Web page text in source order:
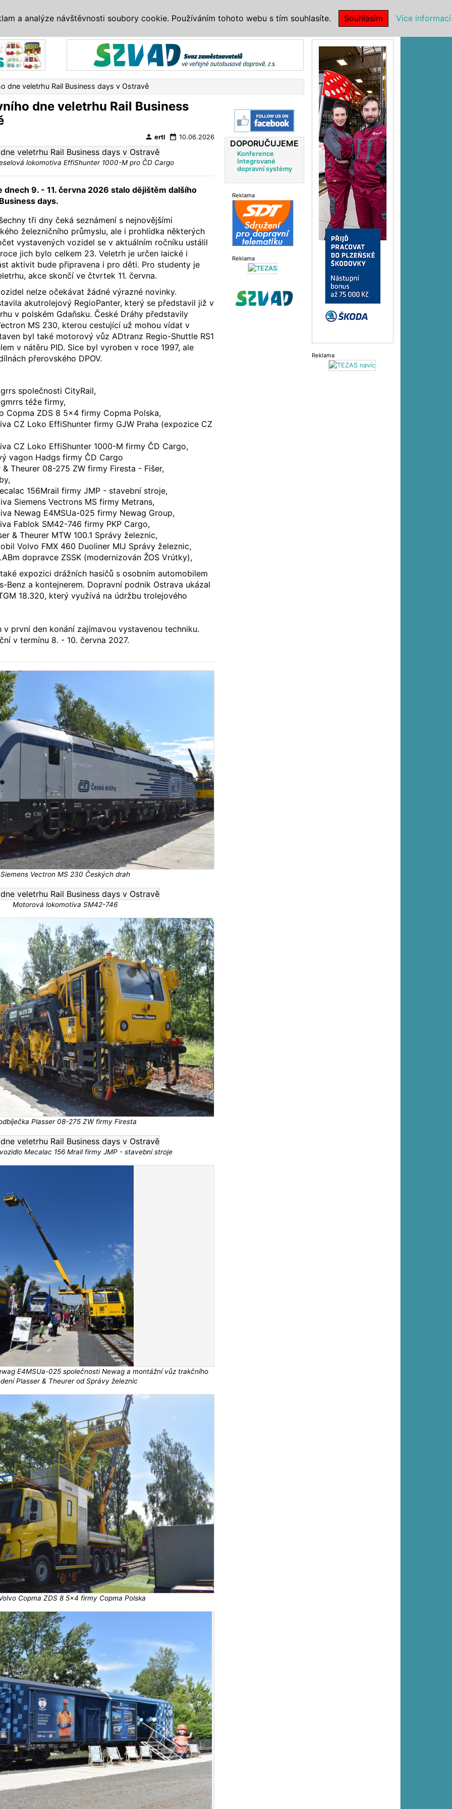
dne veletrhu Rail Business days v Ostravě
dne veletrhu Rail Business
person ertl date_range 10.06.2026
lokomotiva EffiShunter 1000-M pro ČD Cargo
dnech 9. - 11. června 2026 stalo dějištěm dalšího
days.
tři dny čeká seznámení s nejnovějšími
železničního průmyslu, ale i prohlídka některých
vystavených vozidel se v aktuálním ročníku ustálil
jich bylo celkem 23. Veletrh je určen laické i
aktivit bude připravena i pro děti. Pro studenty je
akce skončí ve čtvrtek 11. června.
nelze očekávat žádné výrazné novinky.
akutrolejový RegioPanter, který se představil již v
v polském Gdaňsku. České Dráhy představily
MS 230, kterou cestující už mohou vídat v
byl také motorový vůz ADtranz Regio-Shuttle RS1
v nátěru PID. Sice byl vyroben v roce 1997, ale
přerovského DPOV.
společnosti CityRail,
téže firmy,
Copma ZDS 8 5x4 firmy Copma Polska,
CZ Loko EffiShunter firmy GJW Praha (expozice CZ
CZ Loko EffiShunter 1000-M firmy ČD Cargo,
vagon Hadgs firmy ČD Cargo
Theurer 08-275 ZW firmy Firesta - Fišer,
156Mrail firmy JMP - stavební stroje,
Siemens Vectrons MS firmy Metrans,
Newag E4MSUa-025 firmy Newag Group,
Fablok SM42-746 firmy PKP Cargo,
& Theurer MTW 100.1 Správy železnic,
Volvo FMX 460 Duoliner MIJ Správy železnic,
dopravce ZSSK (modernizován ŽOS Vrútky),
expozici drážních hasičů s osobním automobilem
Benz a kontejnerem. Dopravní podnik Ostrava ukázal
18.320, který využívá na údržbu trolejového
první den konání zajímavou vystavenou techniku.
v termínu 8. - 10. června 2027.
Siemens Vectron MS 230 Českých drah
Motorová lokomotiva SM42-746
Plasser 08-275 ZW firmy Firesta
Mecalac 156 Mrail firmy JMP - stavební stroje
E4MSUa-025 společnosti Newag a montážní vůz trakčního
Plasser & Theurer od Správy železnic
Copma ZDS 8 5x4 firmy Copma Polska
DOPORUČUJEME
Konference
Integrované
dopravní systémy
Reklama
Reklama
Reklama
a analýze návštěvnosti soubory cookie. Používáním tohoto webu s tím souhlasíte. Souhlasím Více informací